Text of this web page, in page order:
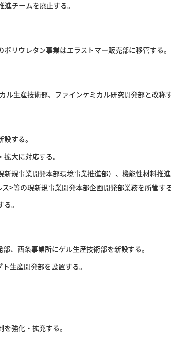
チームを廃止する。
リウレタン事業はエラストマー販売部に移管する。
ル生産技術部、ファインケミカル研究開発部と改称
する。
大に対応する。
規事業開発本部環境事業推進部）、機能性材料推
>等の現新規事業開発本部企画開発部業務を所管す
。
、西条事業所にゲル生産技術部を新設する。
生産開発部を設置する。
強化・拡充する。